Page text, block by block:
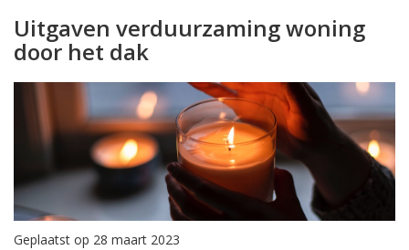
Uitgaven verduurzaming woning
door het dak
Geplaatst op 28 maart 2023